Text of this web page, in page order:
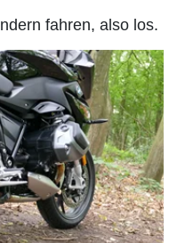
fahren, also los.